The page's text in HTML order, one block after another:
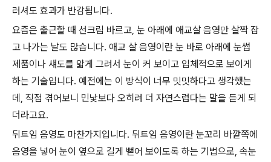
러셔도 효과가 반감됩니다.
요즘은 출근할 때 선크림 바르고, 눈 아래에 애교살 음영만 살짝 잡
고 나가는 날도 많습니다. 애교 살 음영이란 눈 바로 아래에 눈썹
제품이나 섀도를 얇게 그려서 눈이 커 보이고 입체적으로 보이게
하는 기술입니다. 예전에는 이 방식이 너무 밋밋하다고 생각했는
데, 직접 겪어보니 민낯보다 오히려 더 자연스럽다는 말을 듣게 되
더라고요.
뒤트임 음영도 마찬가지입니다. 뒤트임 음영이란 눈꼬리 바깥쪽에
음영을 넣어 눈이 옆으로 길게 뻗어 보이도록 하는 기법으로, 속눈